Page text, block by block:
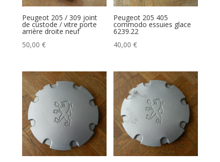
Peugeot 205 / 309 joint
de custode / vitre porte
arrière droite neuf
50,00 €
Peugeot 205 405
commodo essuies glace
6239.22
40,00€